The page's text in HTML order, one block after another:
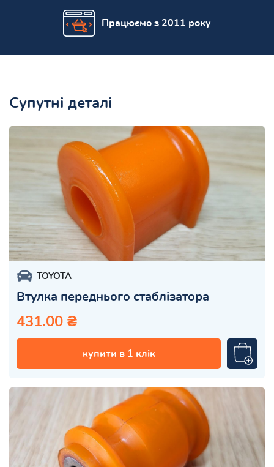
Працюємо з 2011 року
Супутні деталі
TOYOTA
Втулка переднього стаблізатора
431.00 ₴
купити в 1 клік